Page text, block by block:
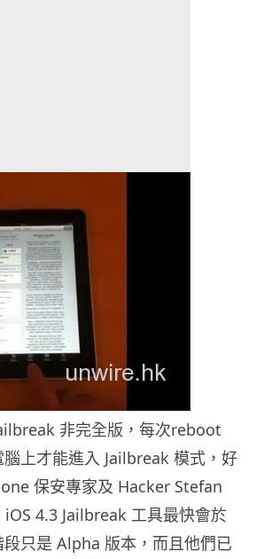
非完全版，每次reboot
上才能進入 Jailbreak 模式，好
保安專家及 Hacker Stefan
4.3 Jailbreak 工具最快會於
只是 Alpha 版本，而且他們已